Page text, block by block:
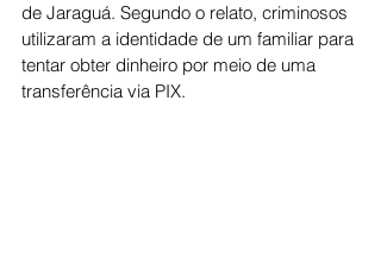
de Jaraguá. Segundo o relato, criminosos
utilizaram a identidade de um familiar para
tentar obter dinheiro por meio de uma
transferência via PIX.